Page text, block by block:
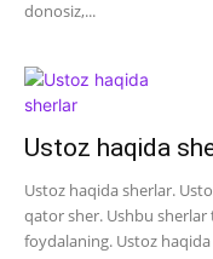
donosiz,...
Ustoz haqida
Ustoz haqida sherlar.
qator sher. Ushbu
foydalaning. Ustoz